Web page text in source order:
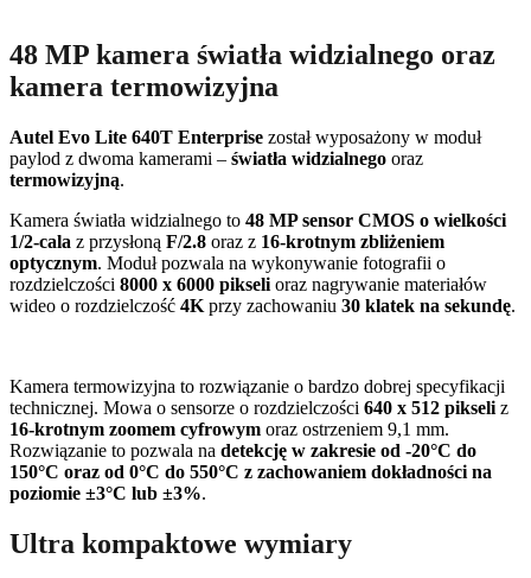
48 MP kamera światła widzialnego oraz
kamera termowizyjna
Autel Evo Lite 640T Enterprise został wyposażony w moduł
paylod z dwoma kamerami – światła widzialnego oraz
termowizyjną.
Kamera światła widzialnego to 48 MP sensor CMOS o wielkości
1/2-cala z przysłoną F/2.8 oraz z 16-krotnym zbliżeniem
optycznym. Moduł pozwala na wykonywanie fotografii o
rozdzielczości 8000 x 6000 pikseli oraz nagrywanie materiałów
wideo o rozdzielczość 4K przy zachowaniu 30 klatek na sekundę.
Kamera termowizyjna to rozwiązanie o bardzo dobrej specyfikacji
technicznej. Mowa o sensorze o rozdzielczości 640 x 512 pikseli z
16-krotnym zoomem cyfrowym oraz ostrzeniem 9,1 mm.
Rozwiązanie to pozwala na detekcję w zakresie od -20°C do
150°C oraz od 0°C do 550°C z zachowaniem dokładności na
poziomie ±3°C lub ±3%.
Ultra kompaktowe wymiary